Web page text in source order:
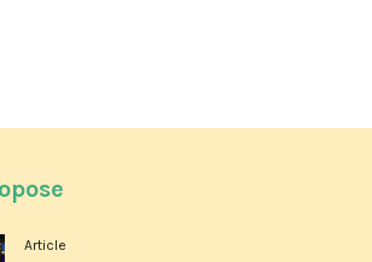
Article